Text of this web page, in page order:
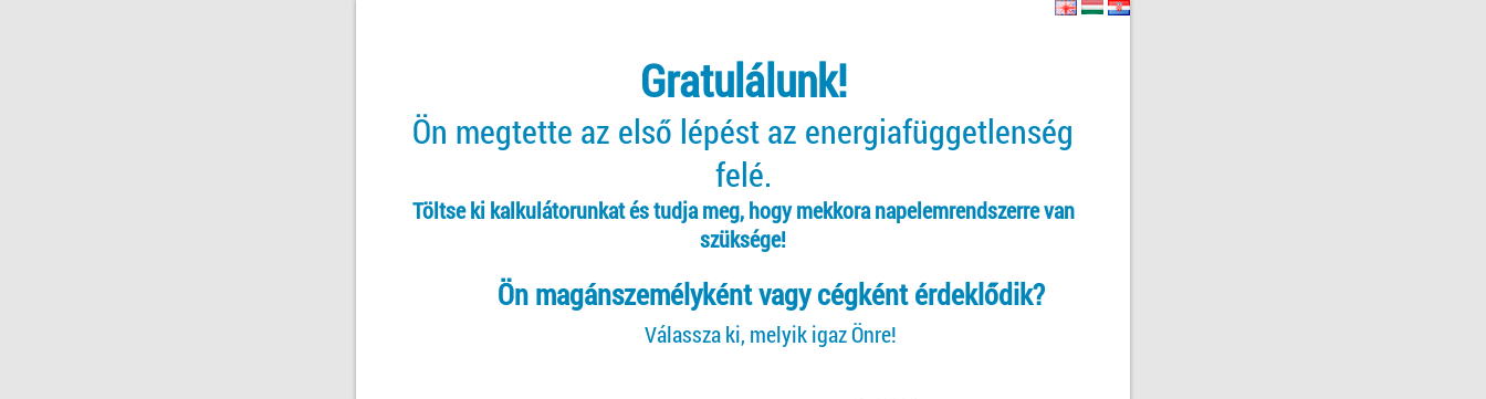
Gratulálunk!
Ön megtette az első lépést az energiafüggetlenség
felé.
Töltse ki kalkulátorunkat és tudja meg, hogy mekkora napelemrendszerre van
szüksége!
Ön magánszemélyként vagy cégként érdeklődik?
Válassza ki, melyik igaz Önre!